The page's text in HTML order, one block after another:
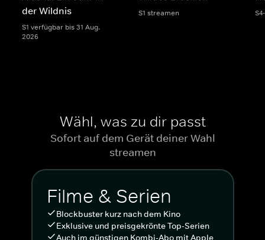
der Wildnis
S1 verfügbar bis 31 Aug.
2026
S1 streamen
Wähl, was zu dir passt
Sofort auf dem Gerät deiner Wahl
streamen
Filme & Serien
Blockbuster kurz nach dem Kino
Exklusive und preisgekrönte Top-Serien
Auch im günstigen Kombi-Abo mit Apple